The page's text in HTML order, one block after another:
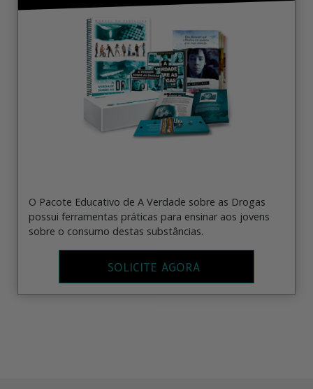
O Pacote Educativo de A Verdade sobre as Drogas
possui ferramentas práticas para ensinar aos jovens
sobre o consumo destas substâncias.
SOLICITE AGORA